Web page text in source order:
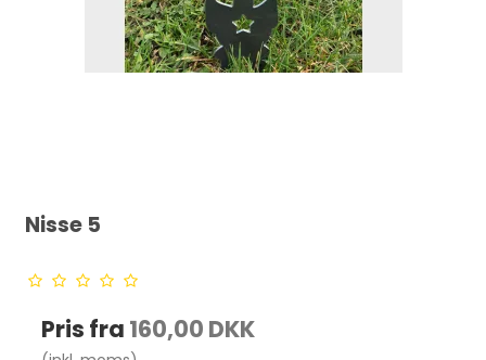
Nisse 5
Pris fra 160,00 DKK